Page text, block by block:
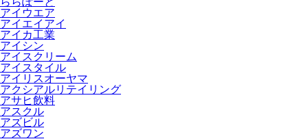
アイウエア
アイエイアイ
アイカ工業
アイシン
アイスクリーム
アイスタイル
アイリスオーヤマ
アクシアルリテイリング
アサヒ飲料
アスクル
アズビル
アズワン